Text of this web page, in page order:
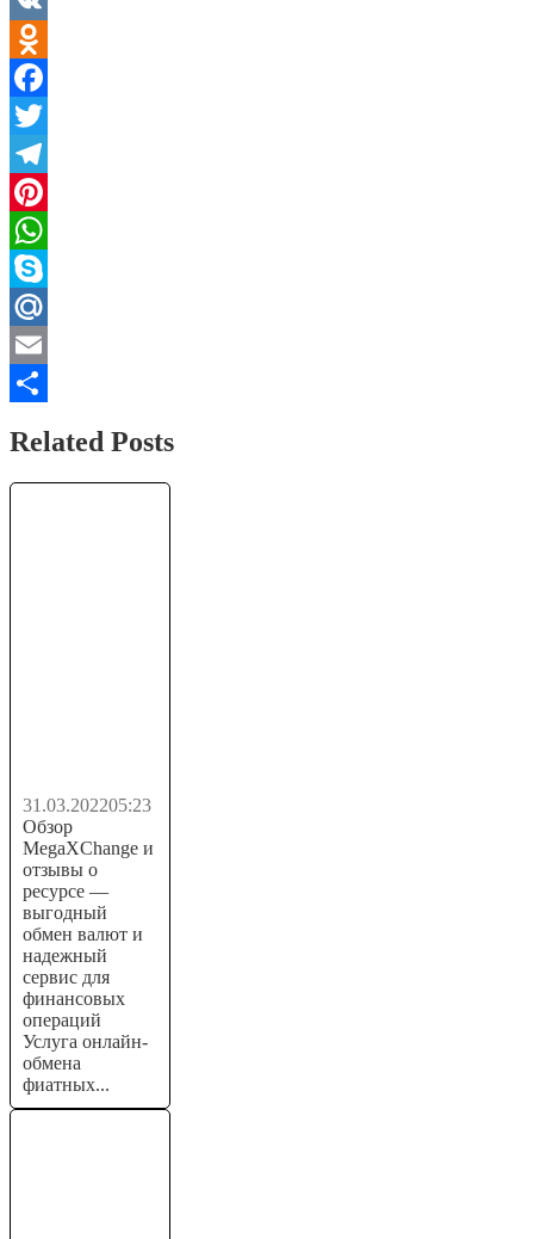
VK
Odnoklassniki
Facebook
Twitter
Telegram
Pinterest
WhatsApp
Skype
Mail.Ru
Email
Related Posts
31.03.202205:23
Обзор
MegaXChange и
отзывы о
ресурсе —
выгодный
обмен валют и
надежный
сервис для
финансовых
операций
Услуга онлайн-
обмена
фиатных...